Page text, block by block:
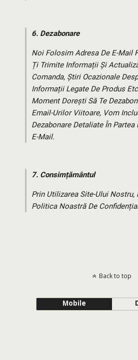
6. Dezabonare
Noi Folosim Adresa De E-Mail
Ți Trimite Informații Și
Comanda, Știri Ocazionale
Informații Legate De Produs
Moment Dorești Să Te
Email-Urilor Viitoare, Vom
Dezabonare Detaliate În
E-Mail.
7. Consimțământul
Prin Utilizarea Site-Ului Nostru,
Politica Noastră De
Back to top
Mobile